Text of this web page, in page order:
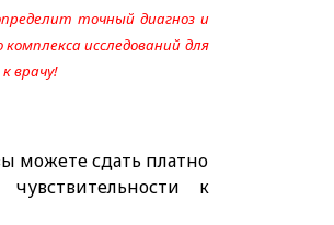
точный диагноз и
исследований для
врачу!
можете сдать платно
к